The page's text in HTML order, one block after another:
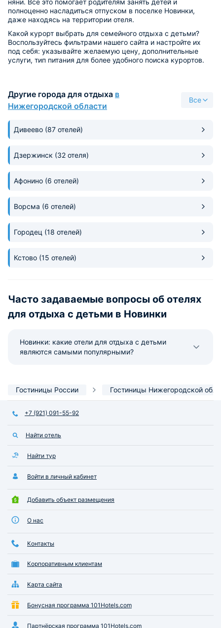
няни. Все это помогает родителям занять детей и
полноценно насладиться отпуском в поселке Новинки,
даже находясь на территории отеля.
Какой курорт выбрать для семейного отдыха с детьми?
Воспользуйтесь фильтрами нашего сайта и настройте их
под себя: указывайте желаемую цену, дополнительные
услуги, тип питания для более удобного поиска курортов.
Другие города для отдыха в
Нижегородской области
Все
Дивеево (87 отелей)
Дзержинск (32 отеля)
Афонино (6 отелей)
Ворсма (6 отелей)
Городец (18 отелей)
Кстово (15 отелей)
Часто задаваемые вопросы об отелях
для отдыха с детьми в Новинки
Новинки: какие отели для отдыха с детьми
являются самыми популярными?
Гостиницы России Гостиницы Нижегородской
+7 (921) 091-55-92
Найти отель
Найти тур
Войти в личный кабинет
Добавить объект размещения
О нас
Контакты
Корпоративным клиентам
Карта сайта
Бонусная программа 101Hotels.com
Партнёрская программа 101Hotels.com